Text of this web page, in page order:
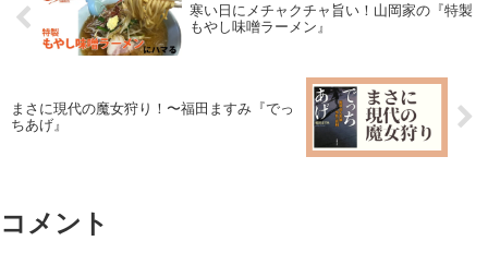
寒い日にメチャクチャ旨い！山岡家の『特製
もやし味噌ラーメン』
まさに現代の魔女狩り！〜福田ますみ『でっ
ちあげ』
コメント